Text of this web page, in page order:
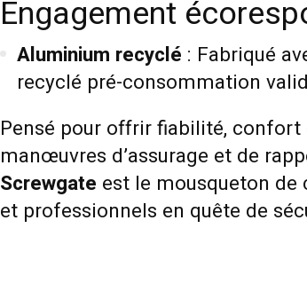
Engagement
Aluminium recyclé : Fabriqué
recyclé pré-consommation
Pensé pour offrir fiabilité,
manœuvres d’assurage et de
Screwgate est le mousqueton
et professionnels en quête de